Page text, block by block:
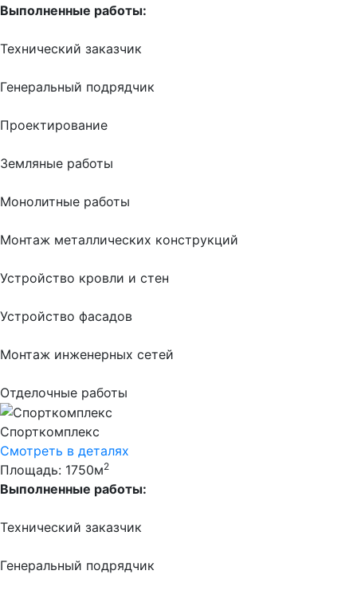
Выполненные работы:
Технический заказчик
Генеральный подрядчик
Проектирование
Земляные работы
Монолитные работы
Монтаж металлических конструкций
Устройство кровли и стен
Устройство фасадов
Монтаж инженерных сетей
Отделочные работы
Спорткомплекс
Смотреть в деталях
Площадь: 1750м2
Выполненные работы:
Технический заказчик
Генеральный подрядчик